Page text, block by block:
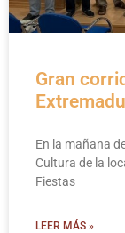
Gran
En la mañana
Cultura de la
Fiestas
LEER MÁS »